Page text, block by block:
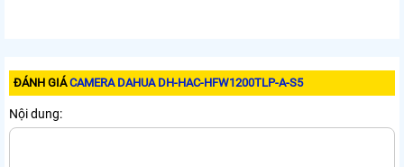
ĐÁNH GIÁCAMERA DAHUA DH-HAC-HFW1200TLP-A-S5
Nội dung: